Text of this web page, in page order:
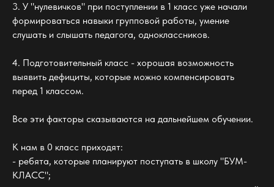
3. У "нулевичков" при поступлении в 1 класс уже начали
формироваться навыки групповой работы, умение
слушать и слышать педагога, одноклассников.
4. Подготовительный класс - хорошая возможность
выявить дефициты, которые можно компенсировать
перед 1 классом.
Все эти факторы сказываются на дальнейшем обучении.
К нам в 0 класс приходят:
- ребята, которые планируют поступать в школу "БУМ-
КЛАСС";